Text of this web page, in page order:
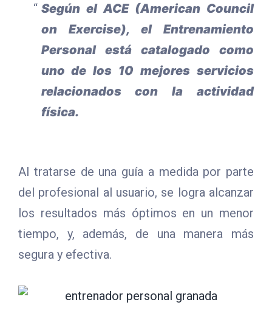
Según el ACE (American Council
on Exercise), el Entrenamiento
Personal está catalogado como
uno de los 10 mejores servicios
relacionados con la actividad
física.
Al tratarse de una guía a medida por parte
del profesional al usuario, se logra alcanzar
los resultados más óptimos en un menor
tiempo, y, además, de una manera más
segura y efectiva.